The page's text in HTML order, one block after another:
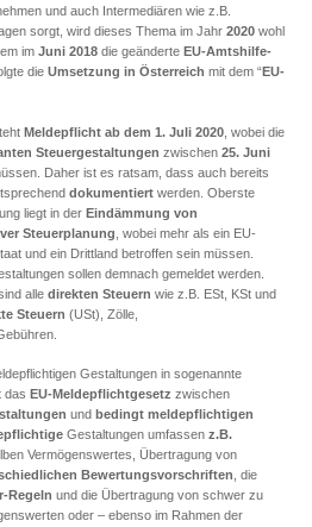
und auch Intermediären wie z.B.
sorgt, wird dieses Thema im Jahr 2020 wohl
im Juni 2018 die geänderte EU-Amtshilfe-
die Umsetzung in Österreich mit dem “EU-
Meldepflicht ab dem 1. Juli 2020 , wobei die
Steuergestaltungen zwischen 25. Juni
Daher ist es ratsam, dass auch bereits
dokumentiert werden. Oberste
liegt in der Eindämmung von
Steuerplanung , wobei mehr als ein EU-
und ein Drittland betroffen sein müssen.
sollen demnach gemeldet werden.
alle direkten Steuern wie z.B. ESt, KSt und
Steuern (USt), Zölle,
Gestaltungen in sogenannte
das EU-Meldepflichtgesetz zwischen
und bedingt meldepflichtigen
Gestaltungen umfassen z.B.
Vermögenswertes, Übertragung von
Bewertungsvorschriften , die
Regeln und die Übertragung von schwer zu
oder – ebenso im Rahmen der